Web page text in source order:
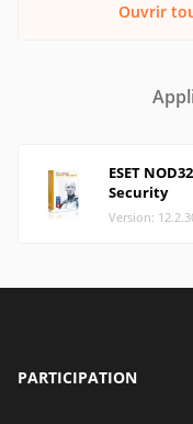
Ouvrir
ESET
Security
Version:
PARTICIPATION